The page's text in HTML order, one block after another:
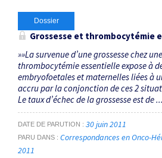
Dossier
Grossesse et thrombocytémie
»»La survenue d’une grossesse chez
thrombocytémie essentielle expose à
embryofoetales et maternelles liées à
accru par la conjonction de ces 2
Le taux d’échec de la grossesse est de ...
DATE DE PARUTION 30 juin 2011
PARU DANS
Correspondances en Onco-
2011